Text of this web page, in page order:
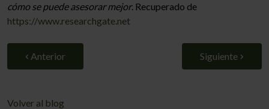
cómo se puede asesorar mejor. Recuperado de
https://www.researchgate.net
Anterior Siguiente
Volver al blog